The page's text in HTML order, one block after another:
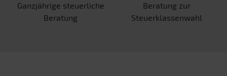
Ganzjährige steuerliche
Beratung
Beratung zur
Steuerklassenwahl